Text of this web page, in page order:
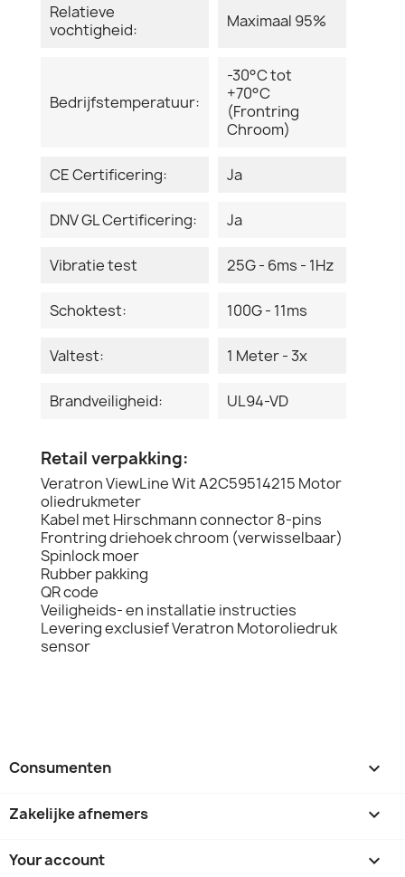
Relatieve
vochtigheid:
Maximaal 95%
Bedrijfstemperatuur:
-30°C tot
+70°C
(Frontring
Chroom)
CE Certificering: Ja
DNV GL Certificering: Ja
Vibratie test 25G - 6ms - 1Hz
Schoktest: 100G - 11ms
Valtest: 1 Meter - 3x
Brandveiligheid: UL94-VD
Retail verpakking:
Veratron ViewLine Wit A2C59514215 Motor
oliedrukmeter
Kabel met Hirschmann connector 8-pins
Frontring driehoek chroom (verwisselbaar)
Spinlock moer
Rubber pakking
QR code
Veiligheids- en installatie instructies
Levering exclusief Veratron Motoroliedruk
sensor
Consumenten 
Zakelijke afnemers 
Your account 